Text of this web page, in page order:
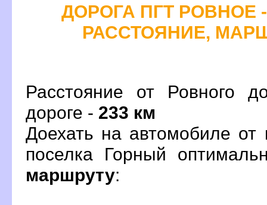
ДОРОГА ПГТ РОВНОЕ
РАССТОЯНИЕ,
Расстояние от Ровного
дороге - 233 км
Доехать на автомобиле от
поселка Горный
маршруту: